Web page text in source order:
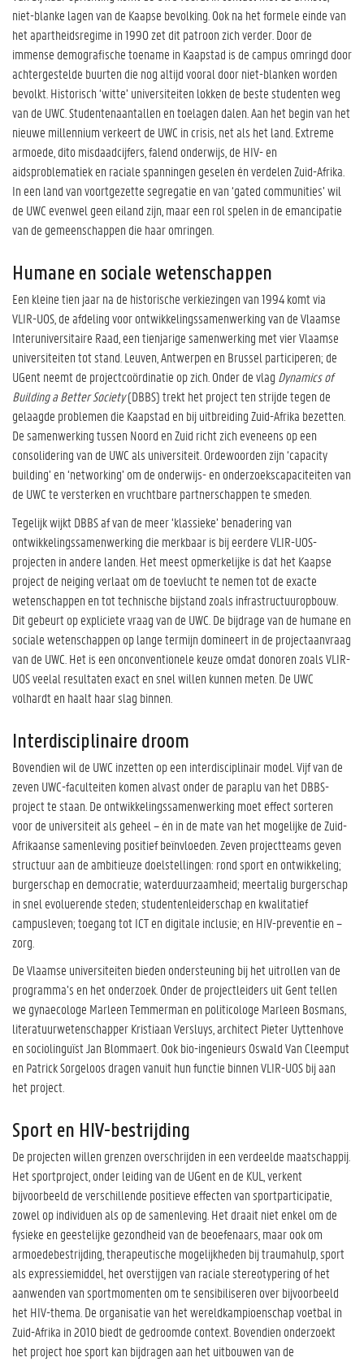
niet-blanke lagen van de Kaapse bevolking. Ook na het formele einde van
het apartheidsregime in 1990 zet dit patroon zich verder. Door de
immense demografische toename in Kaapstad is de campus omringd door
achtergestelde buurten die nog altijd vooral door niet-blanken worden
bevolkt. Historisch ‘witte’ universiteiten lokken de beste studenten weg
van de UWC. Studentenaantallen en toelagen dalen. Aan het begin van het
nieuwe millennium verkeert de UWC in crisis, net als het land. Extreme
armoede, dito misdaadcijfers, falend onderwijs, de HIV- en
aidsproblematiek en raciale spanningen geselen én verdelen Zuid-Afrika.
In een land van voortgezette segregatie en van ‘gated communities’ wil
de UWC evenwel geen eiland zijn, maar een rol spelen in de emancipatie
van de gemeenschappen die haar omringen.
Humane en sociale wetenschappen
Een kleine tien jaar na de historische verkiezingen van 1994 komt via
VLIR-UOS, de afdeling voor ontwikkelingssamenwerking van de Vlaamse
Interuniversitaire Raad, een tienjarige samenwerking met vier Vlaamse
universiteiten tot stand. Leuven, Antwerpen en Brussel participeren; de
UGent neemt de projectcoördinatie op zich. Onder de vlag Dynamics of
Building a Better Society(DBBS) trekt het project ten strijde tegen de
gelaagde problemen die Kaapstad en bij uitbreiding Zuid-Afrika bezetten.
De samenwerking tussen Noord en Zuid richt zich eveneens op een
consolidering van de UWC als universiteit. Ordewoorden zijn ‘capacity
building’ en ‘networking’ om de onderwijs- en onderzoekscapaciteiten van
de UWC te versterken en vruchtbare partnerschappen te smeden.
Tegelijk wijkt DBBS af van de meer ‘klassieke’ benadering van
ontwikkelingssamenwerking die merkbaar is bij eerdere VLIR-UOS-
projecten in andere landen. Het meest opmerkelijke is dat het Kaapse
project de neiging verlaat om de toevlucht te nemen tot de exacte
wetenschappen en tot technische bijstand zoals infrastructuuropbouw.
Dit gebeurt op expliciete vraag van de UWC. De bijdrage van de humane en
sociale wetenschappen op lange termijn domineert in de projectaanvraag
van de UWC. Het is een onconventionele keuze omdat donoren zoals VLIR-
UOS veelal resultaten exact en snel willen kunnen meten. De UWC
volhardt en haalt haar slag binnen.
Interdisciplinaire droom
Bovendien wil de UWC inzetten op een interdisciplinair model. Vijf van de
zeven UWC-faculteiten komen alvast onder de paraplu van het DBBS-
project te staan. De ontwikkelingssamenwerking moet effect sorteren
voor de universiteit als geheel – én in de mate van het mogelijke de Zuid-
Afrikaanse samenleving positief beïnvloeden. Zeven projectteams geven
structuur aan de ambitieuze doelstellingen: rond sport en ontwikkeling;
burgerschap en democratie; waterduurzaamheid; meertalig burgerschap
in snel evoluerende steden; studentenleiderschap en kwalitatief
campusleven; toegang tot ICT en digitale inclusie; en HIV-preventie en –
zorg.
De Vlaamse universiteiten bieden ondersteuning bij het uitrollen van de
programma’s en het onderzoek. Onder de projectleiders uit Gent tellen
we gynaecologe Marleen Temmerman en politicologe Marleen Bosmans,
literatuurwetenschapper Kristiaan Versluys, architect Pieter Uyttenhove
en sociolinguïst Jan Blommaert. Ook bio-ingenieurs Oswald Van Cleemput
en Patrick Sorgeloos dragen vanuit hun functie binnen VLIR-UOS bij aan
het project.
Sport en HIV-bestrijding
De projecten willen grenzen overschrijden in een verdeelde maatschappij.
Het sportproject, onder leiding van de UGent en de KUL, verkent
bijvoorbeeld de verschillende positieve effecten van sportparticipatie,
zowel op individuen als op de samenleving. Het draait niet enkel om de
fysieke en geestelijke gezondheid van de beoefenaars, maar ook om
armoedebestrijding, therapeutische mogelijkheden bij traumahulp, sport
als expressiemiddel, het overstijgen van raciale stereotypering of het
aanwenden van sportmomenten om te sensibiliseren over bijvoorbeeld
het HIV-thema. De organisatie van het wereldkampioenschap voetbal in
Zuid-Afrika in 2010 biedt de gedroomde context. Bovendien onderzoekt
het project hoe sport kan bijdragen aan het uitbouwen van de